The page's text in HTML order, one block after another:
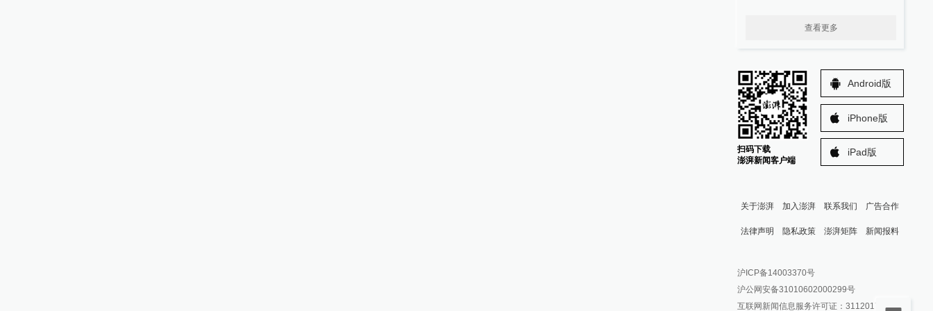
查看更多
扫码下载
澎湃新闻客户端
Android版
iPhone版
iPad版
关于澎湃 加入澎湃 联系我们 广告合作
法律声明 隐私政策 澎湃矩阵
澎湃新闻公众号
澎湃新闻抖音号
新闻报料
报料邮箱: news@thepaper.cn
沪ICP备14003370号
沪公网安备31010602000299号
互联网新闻信息服务许可证：31120170006